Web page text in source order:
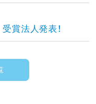
賞法人発表！